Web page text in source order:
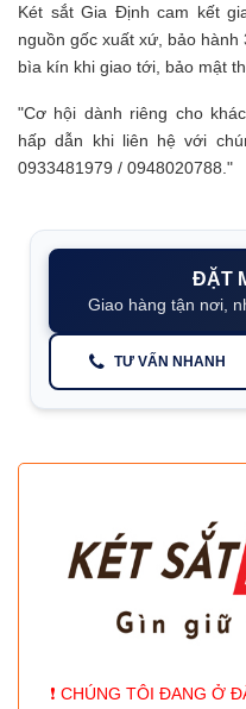
Két sắt Gia Định cam kết
nguồn gốc xuất xứ, bảo
bìa kín khi giao tới, bảo mật
"Cơ hội dành riêng cho
hấp dẫn khi liên hệ với
0933481979 / 0948020788."
ĐẶT
Giao hàng tận nơi,
TƯ VẤN NHANH
❗️ CHÚNG TÔI ĐANG Ở